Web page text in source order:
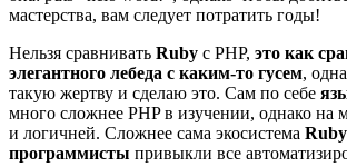
мастерства, вам следует потратить годы!
Нельзя сравнивать Ruby с PHP, это как
элегантного лебеда с каким-то гусем,
такую жертву и сделаю это. Сам по себе
много сложнее PHP в изучении, однако на
и логичней. Сложнее сама экосистема Ruby
программисты привыкли все